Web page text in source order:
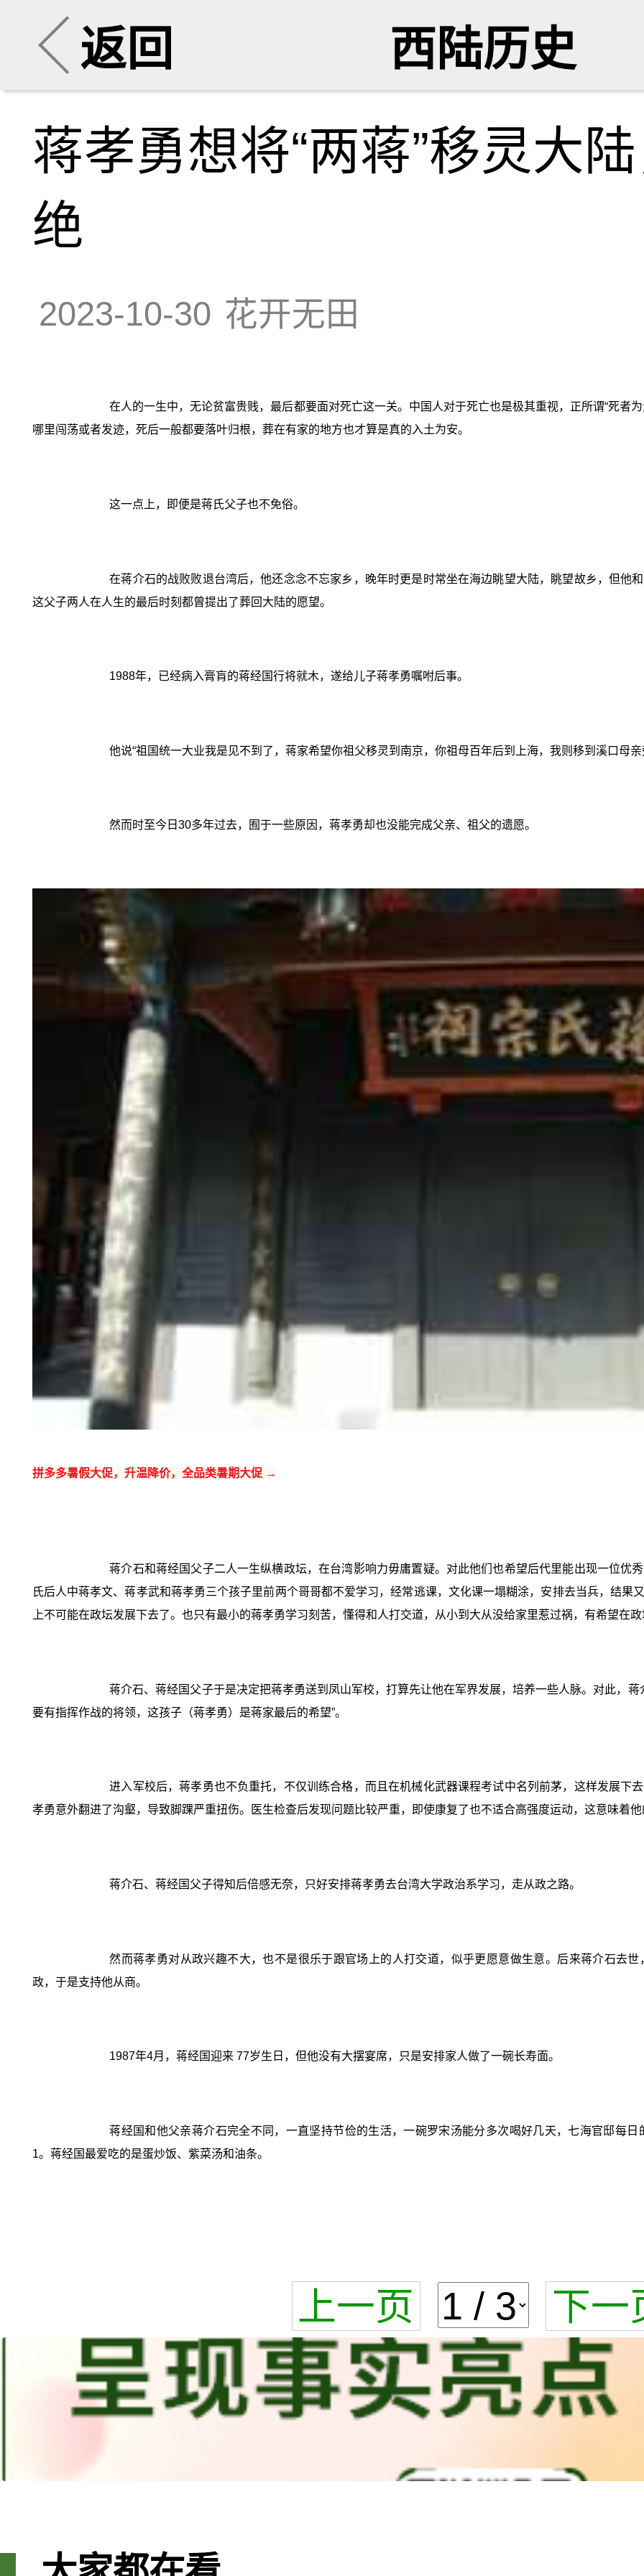
返回 西陆历史
蒋孝勇想将“两蒋”移灵大
绝
2023-10-30 花开无田
在人的一生中，无论贫富贵贱，最后都要面对死亡这一关。中国人对于死亡也是极其重视，正所谓“死者
哪里闯荡或者发迹，死后一般都要落叶归根，葬在有家的地方也才算是真的入土为安。
这一点上，即便是蒋氏父子也不免俗。
在蒋介石的战败败退台湾后，他还念念不忘家乡，晚年时更是时常坐在海边眺望大陆，眺望故乡，但他
这父子两人在人生的最后时刻都曾提出了葬回大陆的愿望。
1988年，已经病入膏肓的蒋经国行将就木，遂给儿子蒋孝勇嘱咐后事。
他说“祖国统一大业我是见不到了，蒋家希望你祖父移灵到南京，你祖母百年后到上海，我则移到溪口母亲
然而时至今日30多年过去，囿于一些原因，蒋孝勇却也没能完成父亲、祖父的遗愿。
拼多多暑假大促，升温降价，全品类暑期大促 →
蒋介石和蒋经国父子二人一生纵横政坛，在台湾影响力毋庸置疑。对此他们也希望后代里能出现一位优
氏后人中蒋孝文、蒋孝武和蒋孝勇三个孩子里前两个哥哥都不爱学习，经常逃课，文化课一塌糊涂，安排去当兵，结果
上不可能在政坛发展下去了。也只有最小的蒋孝勇学习刻苦，懂得和人打交道，从小到大从没给家里惹过祸，有希望在
蒋介石、蒋经国父子于是决定把蒋孝勇送到凤山军校，打算先让他在军界发展，培养一些人脉。对此，
要有指挥作战的将领，这孩子（蒋孝勇）是蒋家最后的希望”。
进入军校后，蒋孝勇也不负重托，不仅训练合格，而且在机械化武器课程考试中名列前茅，这样发展下
孝勇意外翻进了沟壑，导致脚踝严重扭伤。医生检查后发现问题比较严重，即使康复了也不适合高强度运动，这意味着
蒋介石、蒋经国父子得知后倍感无奈，只好安排蒋孝勇去台湾大学政治系学习，走从政之路。
然而蒋孝勇对从政兴趣不大，也不是很乐于跟官场上的人打交道，似乎更愿意做生意。后来蒋介石去
政，于是支持他从商。
1987年4月，蒋经国迎来 77岁生日，但他没有大摆宴席，只是安排家人做了一碗长寿面。
蒋经国和他父亲蒋介石完全不同，一直坚持节俭的生活，一碗罗宋汤能分多次喝好几天，七海官邸每
1。蒋经国最爱吃的是蛋炒饭、紫菜汤和油条。
上一页 下一